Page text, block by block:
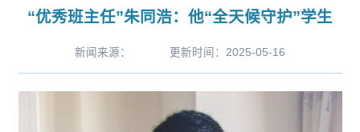
“优秀班主任”朱同浩：他“全天候守护”学生
新闻来源： 更新时间：2025-05-16